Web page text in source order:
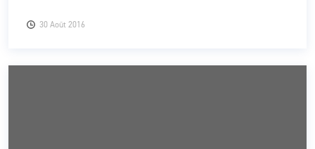
30 Août 2016